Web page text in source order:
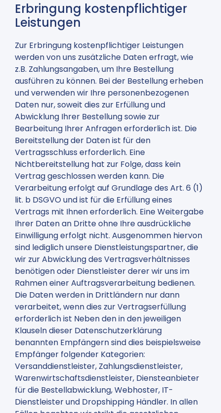
Erbringung kostenpflichtiger
Leistungen
Zur Erbringung kostenpflichtiger Leistungen
werden von uns zusätzliche Daten erfragt, wie
z.B. Zahlungsangaben, um Ihre Bestellung
ausführen zu können. Bei der Bestellung erheben
und verwenden wir Ihre personenbezogenen
Daten nur, soweit dies zur Erfüllung und
Abwicklung Ihrer Bestellung sowie zur
Bearbeitung Ihrer Anfragen erforderlich ist. Die
Bereitstellung der Daten ist für den
Vertragsschluss erforderlich. Eine
Nichtbereitstellung hat zur Folge, dass kein
Vertrag geschlossen werden kann. Die
Verarbeitung erfolgt auf Grundlage des Art. 6 (1)
lit. b DSGVO und ist für die Erfüllung eines
Vertrags mit Ihnen erforderlich. Eine Weitergabe
Ihrer Daten an Dritte ohne Ihre ausdrückliche
Einwilligung erfolgt nicht. Ausgenommen hiervon
sind lediglich unsere Dienstleistungspartner, die
wir zur Abwicklung des Vertragsverhältnisses
benötigen oder Dienstleister derer wir uns im
Rahmen einer Auftragsverarbeitung bedienen.
Die Daten werden in Drittländern nur dann
verarbeitet, wenn dies zur Vertragserfüllung
erforderlich ist Neben den in den jeweiligen
Klauseln dieser Datenschutzerklärung
benannten Empfängern sind dies beispielsweise
Empfänger folgender Kategorien:
Versanddienstleister, Zahlungsdienstleister,
Warenwirtschaftsdienstleister, Diensteanbieter
für die Bestellabwicklung, Webhoster, IT-
Dienstleister und Dropshipping Händler. In allen